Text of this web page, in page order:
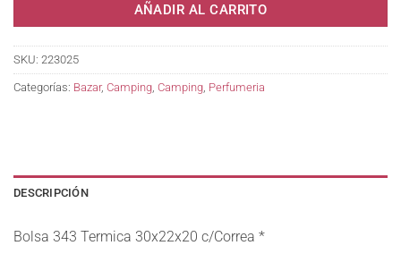
AÑADIR AL CARRITO
SKU: 223025
Categorías: Bazar, Camping Camping Perfumeria
DESCRIPCIÓN
Bolsa 343 Termica 30x22x20 c/Correa *